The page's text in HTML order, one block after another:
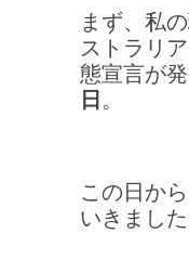
まず、私
ストラリ
態宣言が
日 。
この日か
いきました